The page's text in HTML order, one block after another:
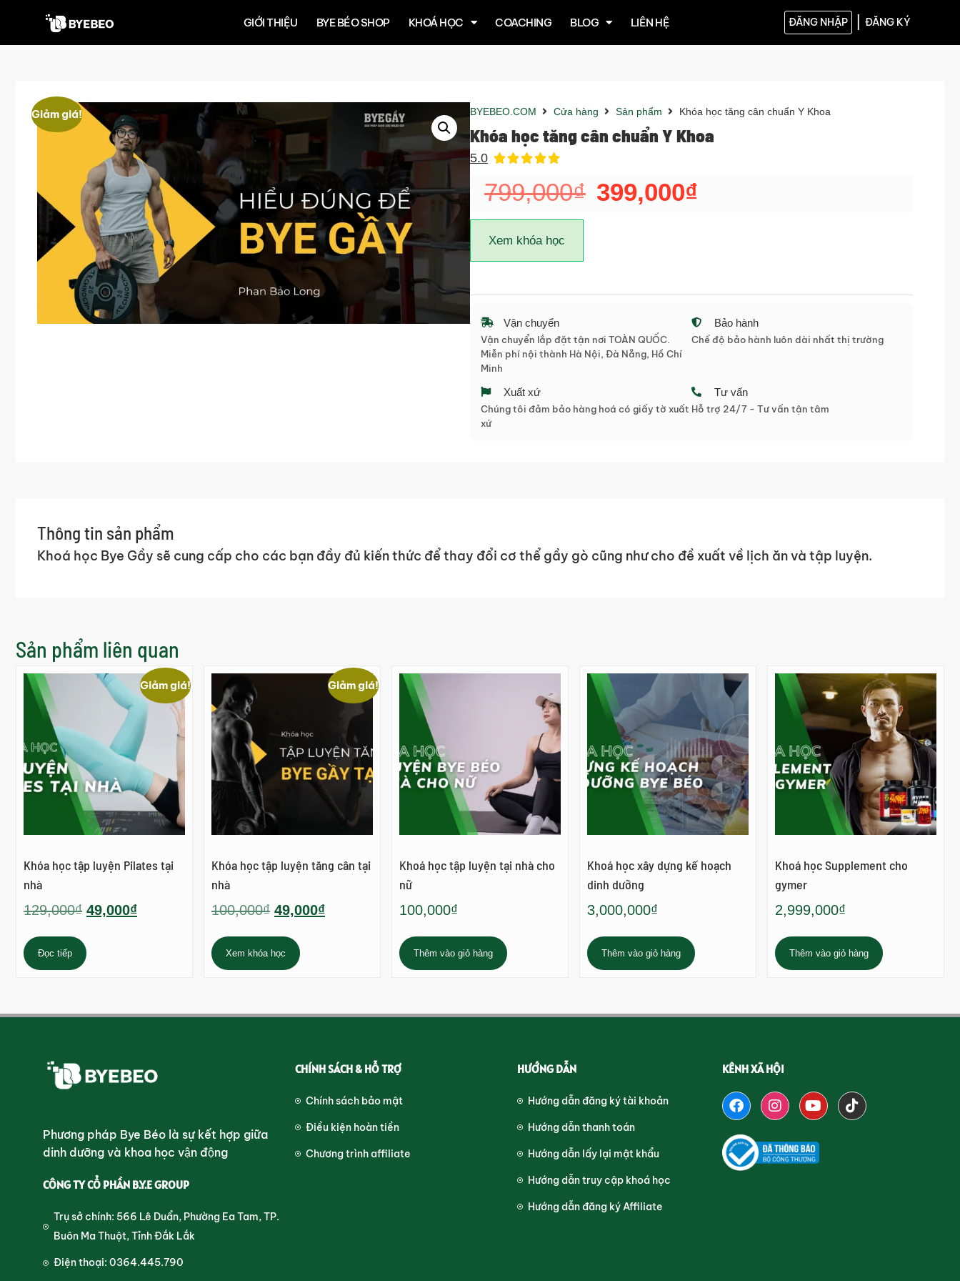
GIỚI THIỆU BYE BÉO SHOP KHOÁ HỌC COACHING BLOG LIÊN HỆ ĐĂNG NHẬP ĐĂNG KÝ
Giảm giá! BYEBEO.COM Cửa hàng Sản phẩm Khóa học tăng cân chuẩn Y Khoa
Khóa học tăng cân chuẩn Y Khoa
5.0 
799,000₫ 399,000₫
Xem khóa học
Vận chuyển
Vận chuyển lắp đặt tận nơi TOÀN QUỐC.
Miễn phí nội thành Hà Nội, Đà Nẵng, Hồ Chí
Minh
Bảo hành
Chế độ bảo hành luôn dài nhất thị trường
Xuất xứ
Chúng tôi đảm bảo hàng hoá có giấy tờ xuất
xứ
Tư vấn
Hỗ trợ 24/7 - Tư vấn tận tâm
Thông tin sản phẩm
Khoá học Bye Gầy sẽ cung cấp cho các bạn đầy đủ kiến thức để thay đổi cơ thể gầy gò cũng như cho đề xuất về lịch ăn và tập luyện.
Sản phẩm liên quan
Giảm giá!
Khóa học tập luyện Pilates tại
nhà
129,000₫ 49,000₫
Đọc tiếp
Giảm giá!
Khóa học tập luyện tăng cân tại
nhà
100,000₫ 49,000₫
Xem khóa học
Khoá học tập luyện tại nhà cho
nữ
100,000₫
Thêm vào giỏ hàng
Khoá học xây dựng kế hoạch
dinh dưỡng
3,000,000₫
Thêm vào giỏ hàng
Khoá học Supplement cho
gymer
2,999,000₫
Thêm vào giỏ hàng
Phương pháp Bye Béo là sự kết hợp giữa
dinh dưỡng và khoa học vận động
CÔNG TY CỔ PHẦN B.Y.E GROUP
Trụ sở chính: 566 Lê Duẩn, Phường Ea Tam, TP.
Buôn Ma Thuột, Tỉnh Đắk Lắk
Điện thoại: 0364.445.790
CHÍNH SÁCH & HỖ TRỢ
Chính sách bảo mật
Điều kiện hoàn tiền
Chương trình affiliate
HƯỚNG DẪN
Hướng dẫn đăng ký tài khoản
Hướng dẫn thanh toán
Hướng dẫn lấy lại mật khẩu
Hướng dẫn truy cập khoá học
Hướng dẫn đăng ký Affiliate
KÊNH XÃ HỘI